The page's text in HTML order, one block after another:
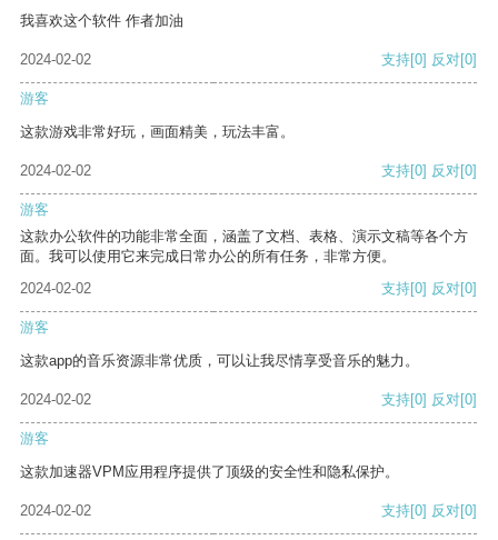
我喜欢这个软件 作者加油
2024-02-02 支持[0] 反对[0]
游客
这款游戏非常好玩，画面精美，玩法丰富。
2024-02-02 支持[0] 反对[0]
游客
这款办公软件的功能非常全面，涵盖了文档、表格、演示文稿等各个方
面。我可以使用它来完成日常办公的所有任务，非常方便。
2024-02-02
支持[0] 反对[0]
游客
这款app的音乐资源非常优质，可以让我尽情享受音乐的魅力。
2024-02-02 支持[0] 反对[0]
游客
这款加速器VPM应用程序提供了顶级的安全性和隐私保护。
2024-02-02 支持[0] 反对[0]